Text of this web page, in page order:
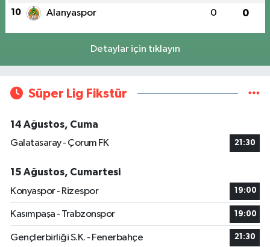
10 Alanyaspor 0 0
Detaylar için tıklayın
Süper Lig Fikstür
14 Ağustos, Cuma
Galatasaray - Çorum FK
21:30
15 Ağustos, Cumartesi
Konyaspor - Rizespor
19:00
Kasımpaşa - Trabzonspor 19:00
Gençlerbirliği S.K. - Fenerbahçe 21:30